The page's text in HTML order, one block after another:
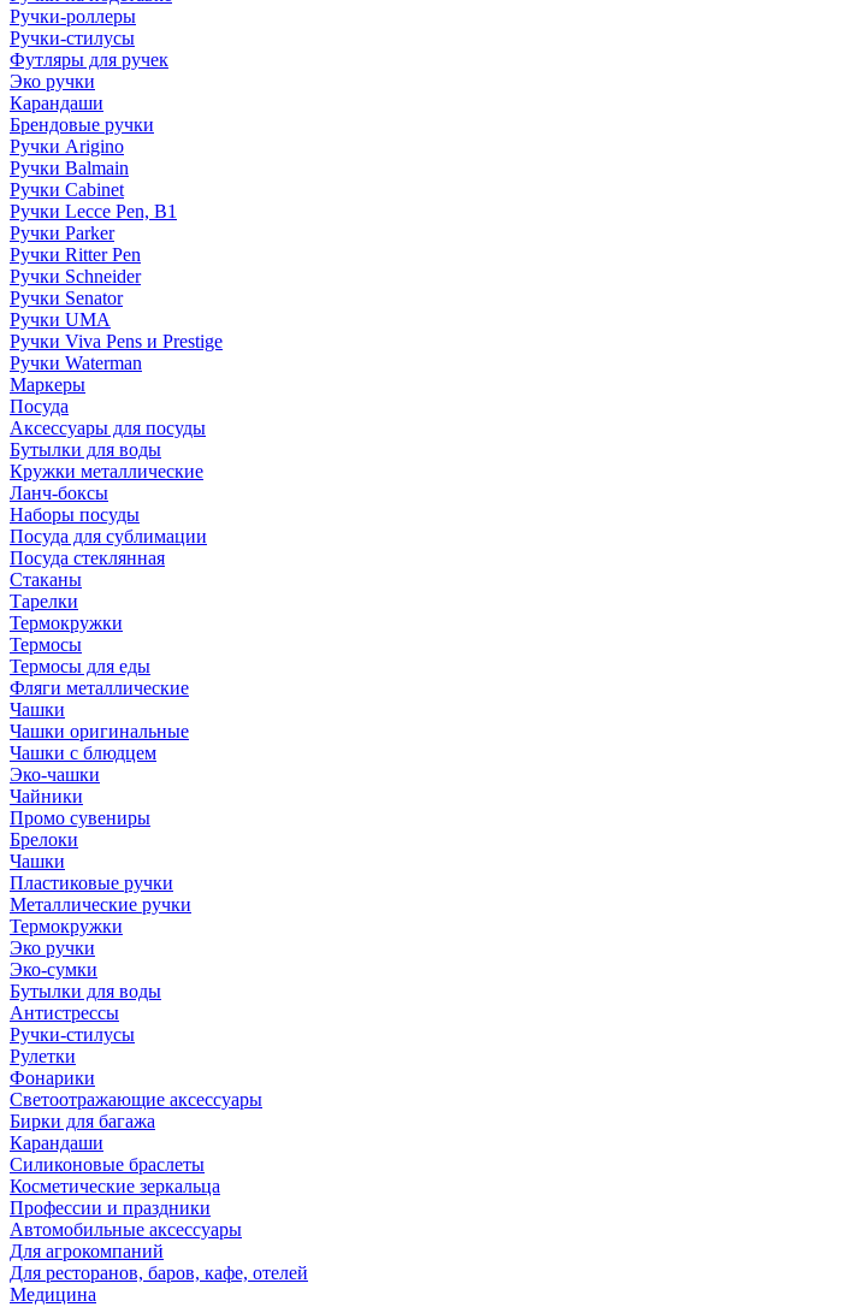
Ручки-роллеры
Ручки-стилусы
Футляры для ручек
Эко ручки
Карандаши
Брендовые ручки
Ручки Arigino
Ручки Balmain
Ручки Cabinet
Ручки Lecce Pen, B1
Ручки Parker
Ручки Ritter Pen
Ручки Schneider
Ручки Senator
Ручки UMA
Ручки Viva Pens и Prestige
Ручки Waterman
Маркеры
Посуда
Аксессуары для посуды
Бутылки для воды
Кружки металлические
Ланч-боксы
Наборы посуды
Посуда для сублимации
Посуда стеклянная
Стаканы
Тарелки
Термокружки
Термосы
Термосы для еды
Фляги металлические
Чашки
Чашки оригинальные
Чашки с блюдцем
Эко-чашки
Чайники
Промо сувениры
Брелоки
Чашки
Пластиковые ручки
Металлические ручки
Термокружки
Эко ручки
Эко-сумки
Бутылки для воды
Антистрессы
Ручки-стилусы
Рулетки
Фонарики
Светоотражающие аксессуары
Бирки для багажа
Карандаши
Силиконовые браслеты
Косметические зеркальца
Профессии и праздники
Автомобильные аксессуары
Для агрокомпаний
Для ресторанов, баров, кафе, отелей
Медицина